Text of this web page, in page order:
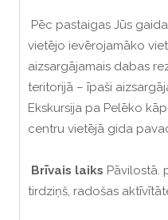
Pēc pastaigas Jūs
vietējo ievērojamāko
aizsargājamais dabas
teritorijā – īpaši
Ekskursija pa Pelēko
centru vietējā gida
Brīvais laiks Pāvilostā.
tirdziņš, radošas